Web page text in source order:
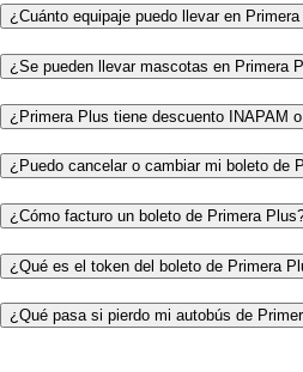
¿Cuánto equipaje puedo llevar en
¿Se pueden llevar mascotas en Primera
¿Primera Plus tiene descuento INAPAM
¿Puedo cancelar o cambiar mi boleto de
¿Cómo facturo un boleto de Primera
¿Qué es el token del boleto de Primera
¿Qué pasa si pierdo mi autobús de